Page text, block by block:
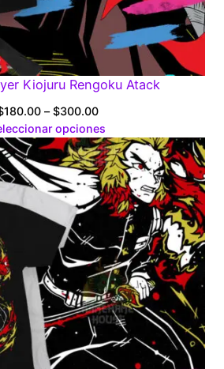
Kiojuru Rengoku Atack
180.00 – $300.00Price
range:
$180.00
through
$300.00
opciones